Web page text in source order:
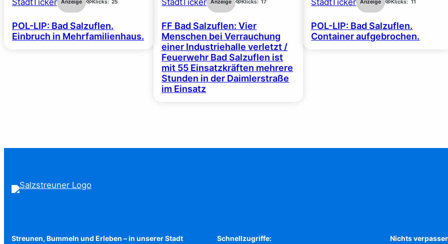
StadtTicker Anzeige Klicks: 25
POL-LIP: Bad Salzuflen.
Einbruch in Mehrfamilienhaus.
StadtTicker Anzeige Klicks: 17
FF Bad Salzuflen: Vier
Menschen bei Verrauchung
einer Industriehalle verletzt /
Feuerwehr Bad Salzuflen ist
mit 55 Einsatzkräften mehrere
Stunden in der Daimlerstraße
im Einsatz
StadtTicker Anzeige Klicks: 11
POL-LIP: Bad Salzuflen.
Container aufgebrochen.
Streunen, Bummeln und Erleben – in unserer Stadt
Schnellzugriffe: Nichts